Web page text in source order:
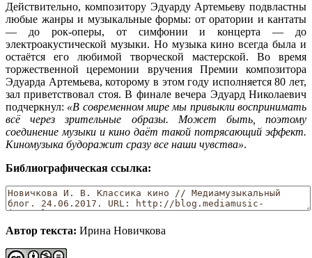
Действительно, композитору Эдуарду Артемьеву подвластны
любые жанры и музыкальные формы: от оратории и кантаты
— до рок-оперы, от симфонии и концерта — до
электроакустической музыки. Но музыка кино всегда была и
остаётся его любимой творческой мастерской. Во время
торжественной церемонии вручения Премии композитора
Эдуарда Артемьева, которому в этом году исполняется 80 лет,
зал приветствовал стоя. В финале вечера Эдуард Николаевич
подчеркнул: «В современном мире мы привыкли воспринимать
всё через зрительные образы. Может быть, поэтому
соединение музыки и кино даёт такой потрясающий эффект.
Киномузыка будоражит сразу все наши чувства».
Библиографическая ссылка:
Автор текста: Ирина Новичкова